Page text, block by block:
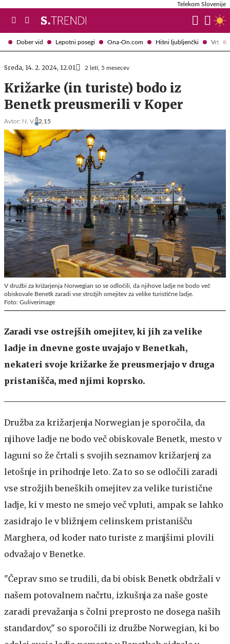
Dober vid Lepotni posegi Ona-On.com Hišni ljubljenčki Vrt
Telekom Slovenije
Sreda, 14. 2. 2024, 12.01 2 leti, 5 mesecev
Križarke (in turiste) bodo iz
Benetk preusmerili v Koper
Avtor: N. V. 2,15
V družbi za križarjenja Norwegian so se odločili, da njihove ladje ne bodo več
obiskovale Benetk zaradi vse strožjih omejitev za velike turistične ladje.
Foto: Guliverimage
Zaradi vse ostrejših omejitev, ki jih za velike
ladje in dnevne goste uvajajo v Benetkah,
nekateri svoje križarke že preusmerjajo v druga
pristanišča, med njimi koprsko.
Družba za križarjenja Norwegian je sporočila, da
njihove ladje ne bodo več obiskovale Benetk, mesto v
laguni so že črtali s svojih seznamov križarjenj za
letošnje in prihodnje leto. Za to so se odločili zaradi
vse strožjih beneških omejitev za velike turistične
ladje, ki v mesto ne smejo več vpluti, ampak se lahko
zasidrajo le v bližnjem celinskem pristanišču
Marghera, od koder nato turiste z manjšimi plovili
odvažajo v Benetke.
"Čeprav smo se trudili, da bi obisk Benetk obdržali v
našem potovalnem načrtu, izkušnja za naše goste
zaradi prevažanja s čolni preprosto ne dosega naših
standardov," so sporočili iz družbe Norwegian, ki bo